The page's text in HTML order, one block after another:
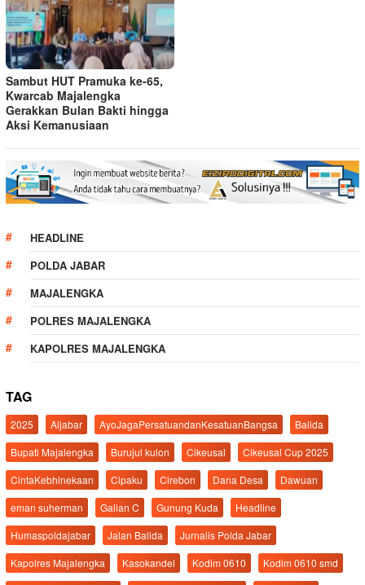
Sambut HUT Pramuka ke-65,
Kwarcab Majalengka
Gerakkan Bulan Bakti hingga
Aksi Kemanusiaan
HEADLINE
POLDA JABAR
MAJALENGKA
POLRES MAJALENGKA
KAPOLRES MAJALENGKA
TAG
2025 Aljabar AyoJagaPersatuandanKesatuanBangsa
Balida
Bupati Majalengka
Burujul kulon Cikeusal
Cikeusal Cup 2025
CintaKebhinekaan
Cipaku Cirebon Dana Desa
Dawuan
eman suherman
Galian C Gunung Kuda
Headline
Humaspoldajabar
Jalan Balida
Jurnalis Polda Jabar
Kapolres Majalengka
Kasokandel Kodim 0610
Kodim 0610 smd